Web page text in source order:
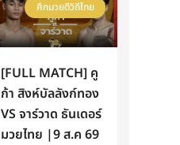
ศึกมวยดีวิถีไทย
[FULL MATCH] คู
ก้า สิงห์บัลลังก์ทอง
VS จาร์วาด ธันเดอร์
มวยไทย |9 ส.ค 69